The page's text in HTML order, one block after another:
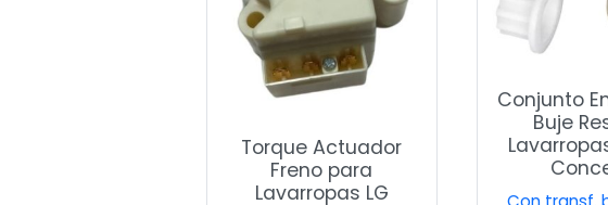
Torque Actuador
Freno para
Lavarropas LG
Conjunto
Buje